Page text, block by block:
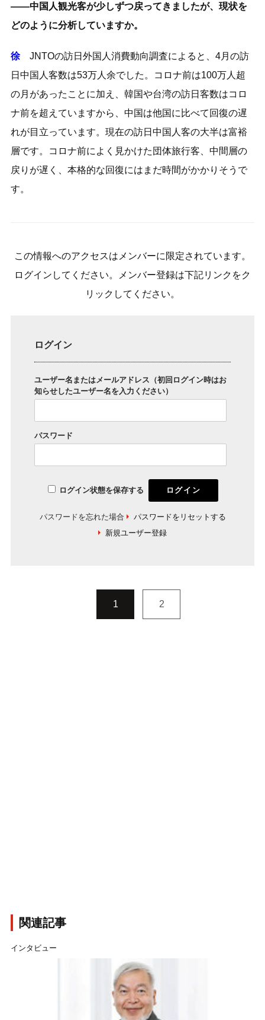
――中国人観光客が少しずつ戻ってきましたが、現状を
どのように分析していますか。
徐JNTOの訪日外国人消費動向調査によると、4月の訪
日中国人客数は53万人余でした。コロナ前は100万人超
の月があったことに加え、韓国や台湾の訪日客数はコロ
ナ前を超えていますから、中国は他国に比べて回復の遅
れが目立っています。現在の訪日中国人客の大半は富裕
層です。コロナ前によく見かけた団体旅行客、中間層の
戻りが遅く、本格的な回復にはまだ時間がかかりそうで
す。
この情報へのアクセスはメンバーに限定されています。
ログインしてください。メンバー登録は下記リンクをク
リックしてください。
ログイン
ユーザー名またはメールアドレス（初回ログイン時はお
知らせしたユーザー名を入力ください）
パスワード
ログイン状態を保存する
パスワードを忘れた場合
パスワードをリセットする
新規ユーザー登録
1 2
関連記事
インタビュー